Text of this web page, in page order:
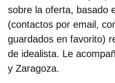
sobre la oferta, basado
(contactos por email,
guardados en favorito)
de idealista. Le
y Zaragoza.